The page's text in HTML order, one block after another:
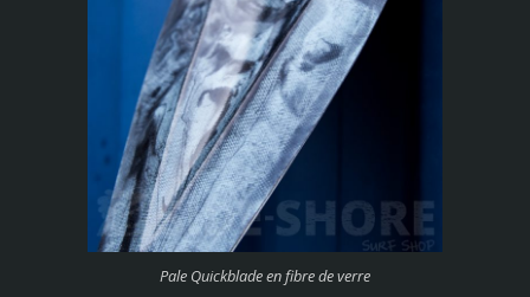
Pale Quickblade en fibre de verre